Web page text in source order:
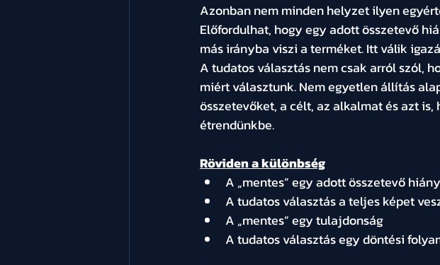
Azonban nem minden helyzet ilyen
Előfordulhat, hogy egy adott összetevő
más irányba viszi a terméket. Itt válik
A tudatos választás nem csak arról szól,
miért választunk. Nem egyetlen állítás
összetevőket, a célt, az alkalmat és azt
étrendünkbe.
Röviden a különbség
A „mentes” egy adott összetevő
A tudatos választás a teljes képet
A „mentes” egy tulajdonság
A tudatos választás egy döntési